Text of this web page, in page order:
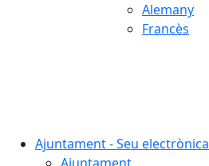
Alemany
Francès
Ajuntament - Seu electrònica